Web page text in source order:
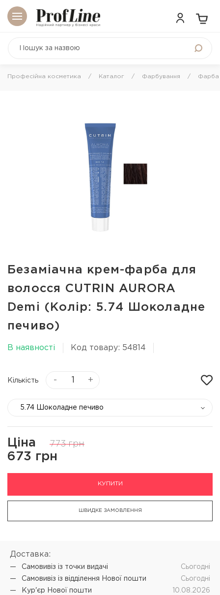
Професійна косметика Каталог Фарбування Фарба
Безаміачна крем-фарба для
волосся CUTRIN AURORA
Demi (Колір: 5.74 Шоколадне
печиво)
В наявності Код товару: 54814
Кількість - +
5.74 Шоколадне печиво
Ціна 773 грн
673 грн
КУПИТИ
ШВИДКЕ ЗАМОВЛЕННЯ
Доставка:
Самовивіз iз точки видачі
Cьогодні
Самовивіз iз відділення Нової пошти
Cьогодні
Кур'єр Нової пошти
10.08.2026